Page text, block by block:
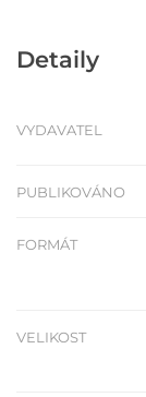
Detaily
VYDAVATEL
PUBLIKOVÁNO
FORMÁT
VELIKOST